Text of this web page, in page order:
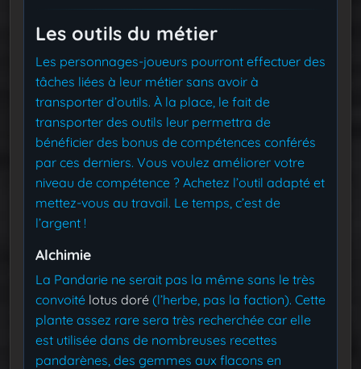
Les outils du métier
Les personnages-joueurs pourront effectuer des
tâches liées à leur métier sans avoir à
transporter d’outils. À la place, le fait de
transporter des outils leur permettra de
bénéficier des bonus de compétences conférés
par ces derniers. Vous voulez améliorer votre
niveau de compétence ? Achetez l’outil adapté et
mettez-vous au travail. Le temps, c’est de
l’argent !
Alchimie
La Pandarie ne serait pas la même sans le très
convoité lotus doré (l’herbe, pas la faction). Cette
plante assez rare sera très recherchée car elle
est utilisée dans de nombreuses recettes
pandarènes, des gemmes aux flacons en